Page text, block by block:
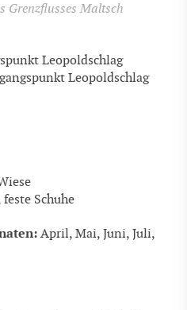
Grenzflusses Maltsch
Leopoldschlag
Leopoldschlag
Schuhe
April, Mai, Juni, Juli,